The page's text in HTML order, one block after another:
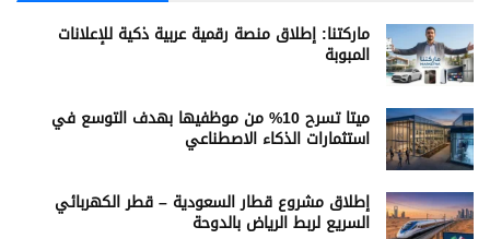
ماركتنا: إطلاق منصة رقمية عربية ذكية للإعلانات
المبوبة
ميتا تسرح 10% من موظفيها بهدف التوسع في
استثمارات الذكاء الاصطناعي
إطلاق مشروع قطار السعودية – قطر الكهربائي
السريع لربط الرياض بالدوحة